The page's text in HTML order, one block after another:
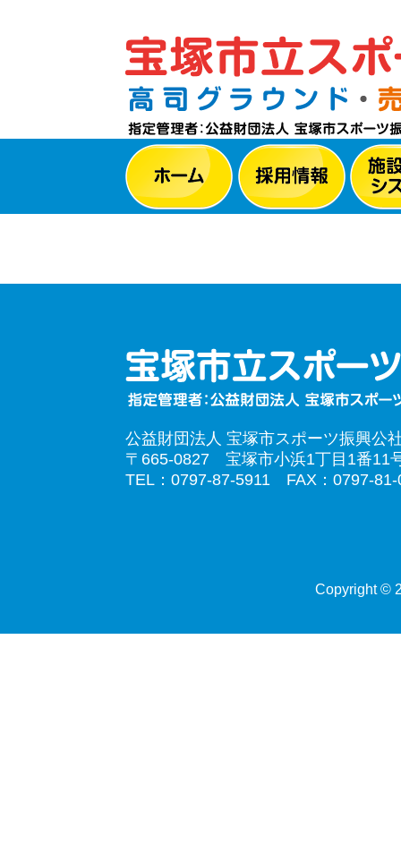
公益財団法人 宝塚市スポーツ振興公
〒665-0827 宝塚市小浜1丁目1番11
TEL：0797-87-5911 FAX：0797-81-
Copyright ©